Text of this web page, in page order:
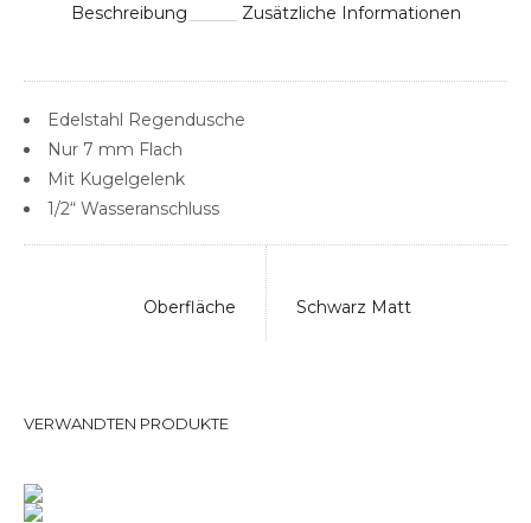
Beschreibung Zusätzliche Informationen
Edelstahl Regendusche
Nur 7 mm Flach
Mit Kugelgelenk
1/2“ Wasseranschluss
Oberfläche Schwarz Matt
VERWANDTEN PRODUKTE